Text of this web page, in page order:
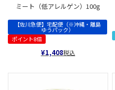
ミート（低アレルゲン）100g
【佐川急便】宅配便（※沖縄・離島
ゆうパック）
ポイント8倍
¥1,408税込